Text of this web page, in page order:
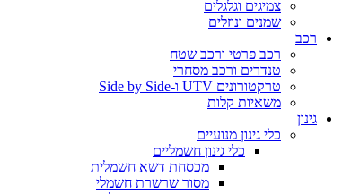
צמיגים וגלגלים
שמנים ונוזלים
רכב
רכב פרטי ורכב שטח
טנדרים ורכב מסחרי
טרקטורונים UTV ו-Side by Side
משאיות קלות
גינון
כלי גינון מנועיים
כלי גינון חשמליים
מכסחת דשא חשמלית
מסור שרשרת חשמלי